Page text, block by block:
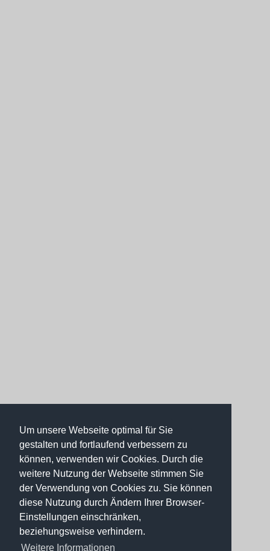
Um unsere Webseite optimal für Sie
gestalten und fortlaufend verbessern zu
können, verwenden wir Cookies. Durch die
weitere Nutzung der Webseite stimmen Sie
der Verwendung von Cookies zu. Sie können
diese Nutzung durch Ändern Ihrer Browser-
Einstellungen einschränken,
beziehungsweise verhindern.
Weitere Informationen